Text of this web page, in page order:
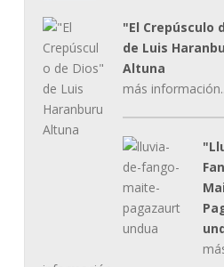
"El Crepúsculo
de Luis
Altuna
más